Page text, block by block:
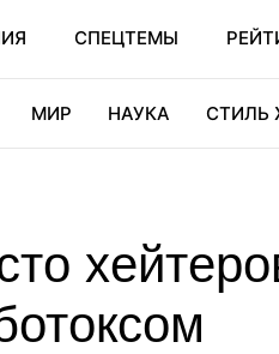
СПЕЦТЕМЫ
МИР НАУКА СТИЛЬ